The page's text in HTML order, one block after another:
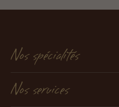
Nos spécialités
Nos services